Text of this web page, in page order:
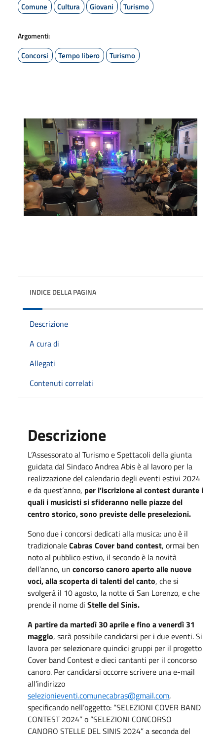
Comune Cultura Giovani Turismo
Argomenti:
Concorsi Tempo libero Turismo
INDICE DELLA PAGINA
Descrizione
A cura di
Allegati
Contenuti correlati
Descrizione
L’Assessorato al Turismo e Spettacoli della giunta
guidata dal Sindaco Andrea Abis è al lavoro per la
realizzazione del calendario degli eventi estivi 2024
e da quest’anno, per l’iscrizione ai contest durante i
quali i musicisti si sfideranno nelle piazze del
centro storico,sono previste delle preselezioni.
Sono due i concorsi dedicati alla musica: uno è il
tradizionaleCabras Cover band contest, ormai ben
noto al pubblico estivo, il secondo è la novità
dell’anno, un concorso canoro aperto alle nuove
voci, alla scoperta di talenti del canto, che si
svolgerà il 10 agosto, la notte di San Lorenzo, e che
prende il nome di Stelle del Sinis.
A partire da martedì 30 aprile e fino a venerdì 31
maggio, sarà possibile candidarsi per i due eventi. Si
lavora per selezionare quindici gruppi per il progetto
Cover band Contest e dieci cantanti per il concorso
canoro. Per candidarsi occorre scrivere una e-mail
all’indirizzo
selezionieventi.comunecabras@gmail.com,
specificando nell’oggetto: “SELEZIONI COVER BAND
CONTEST 2024” o “SELEZIONI CONCORSO
CANORO STELLE DEL SINIS 2024” a seconda del